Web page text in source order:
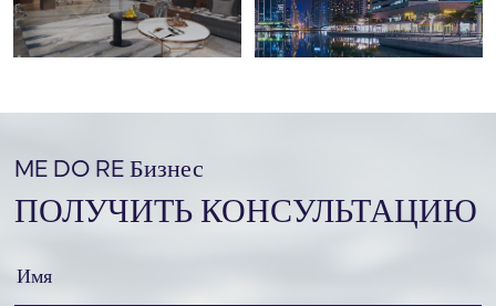
ME DO RE Бизнес
ПОЛУЧИТЬ КОНСУЛЬТАЦИЮ